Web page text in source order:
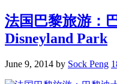
法国巴黎旅游：
Disneyland Park
June 9, 2014 by Sock Peng